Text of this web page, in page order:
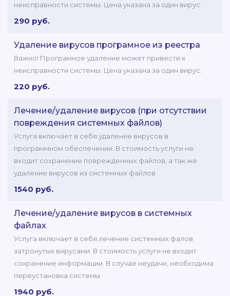
неисправности системы. Цена указана за один вирус.
290 руб.
Удаление вирусов програмное из реестра
Важно! Програмное удаление может привести к
неисправности системы. Цена указана за один вирус.
220 руб.
Лечение/удаление вирусов (при отсутствии
повреждения системных файлов)
Услуга включает в себя удаление вирусов в
программном обеспечении. В стоимость услуги не
входит сохранение поврежденных файлов, а так же
удаление вирусов из системных файлов
1540 руб.
Лечение/удаление вирусов в системных
файлах
Услуга включает в себя лечение системных фалов
затронутых вирусами. В стоимость услуги не входит
сохранение информации. В случае неудачи, необходима
переустановка системы
1940 руб.